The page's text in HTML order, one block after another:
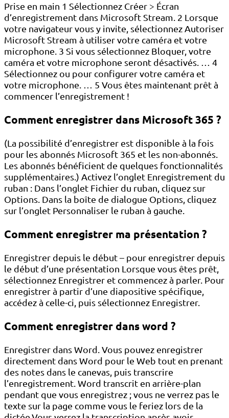
Prise en main 1 Sélectionnez Créer > Écran
d’enregistrement dans Microsoft Stream. 2 Lorsque
votre navigateur vous y invite, sélectionnez Autoriser
Microsoft Stream à utiliser votre caméra et votre
microphone. 3 Si vous sélectionnez Bloquer, votre
caméra et votre microphone seront désactivés. … 4
Sélectionnez ou pour configurer votre caméra et
votre microphone. … 5 Vous êtes maintenant prêt à
commencer l’enregistrement !
Comment enregistrer dans Microsoft 365 ?
(La possibilité d’enregistrer est disponible à la fois
pour les abonnés Microsoft 365 et les non-abonnés.
Les abonnés bénéficient de quelques fonctionnalités
supplémentaires.) Activez l’onglet Enregistrement du
ruban : Dans l’onglet Fichier du ruban, cliquez sur
Options. Dans la boîte de dialogue Options, cliquez
sur l’onglet Personnaliser le ruban à gauche.
Comment enregistrer ma présentation ?
Enregistrer depuis le début – pour enregistrer depuis
le début d’une présentation Lorsque vous êtes prêt,
sélectionnez Enregistrer et commencez à parler. Pour
enregistrer à partir d’une diapositive spécifique,
accédez à celle-ci, puis sélectionnez Enregistrer.
Comment enregistrer dans word ?
Enregistrer dans Word. Vous pouvez enregistrer
directement dans Word pour le Web tout en prenant
des notes dans le canevas, puis transcrire
l’enregistrement. Word transcrit en arrière-plan
pendant que vous enregistrez ; vous ne verrez pas le
texte sur la page comme vous le feriez lors de la